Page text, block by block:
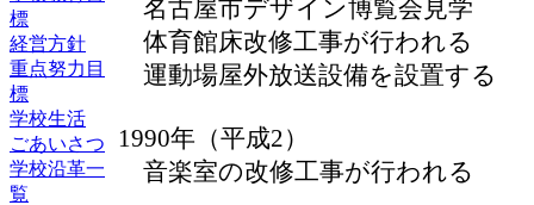
標
経営方針
重点努力目
標
学校生活
ごあいさつ
学校沿革一
覧
名古屋市デザイン博覧会見学
体育館床改修工事が行われる
運動場屋外放送設備を設置する
1990年（平成2）
音楽室の改修工事が行われる